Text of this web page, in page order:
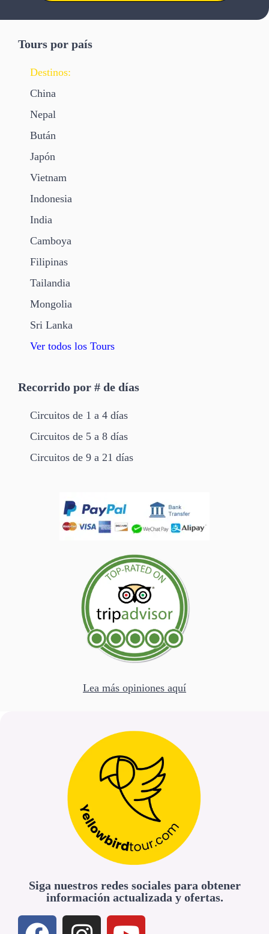
Siga nuestros redes sociales para obtener
información actualizada y ofertas.
Tours por país
Destinos:
China
Nepal
Bután
Japón
Vietnam
Indonesia
India
Camboya
Filipinas
Tailandia
Mongolia
Sri Lanka
Ver todos los Tours
Recorrido por # de días
Circuitos de 1 a 4 días
Circuitos de 5 a 8 días
Circuitos de 9 a 21 días
Lea más opiniones aquí